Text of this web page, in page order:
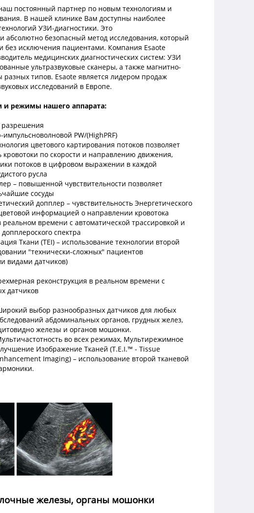
постоянный партнер по новым технологиям и
В нашей клинике Вам доступны наиболее
УЗИ-диагностики. Это
абсолютно безопасный метод исследования, который
без исключения пациентами. Компания Esaote
медицинских диагностических систем: УЗИ
ультразвуковые сканеры, а также магнитно-
типов. Esaote является лидером продаж
исследований в Европе.
и режимы нашего аппарата:
PW/(HighPRF)
цветового картирования потоков позволяет
кровотоки по скорости и направлению движения,
потоков в цифровом выражении в каждой
русла
– повышенной чувствительности позволяет
сосуды
допплер – чувствительность Энергетического
информацией о направлении кровотока
времени с автоматической трассировкой и
спектра
Ткани (TEI) – использование технологии второй
"технически-сложных" пациентов
видами датчиков)
реконструкция в реальном времени с
датчиков
выбор разнообразных датчиков для любых
абдоминальных органов, грудных желез,
железы и органов мошонки.
во всех режимах, Мультирежимное
Изображение Тканей (T.E.I.™ - Tissue
Imaging) – использование второй тканевой
железы, органы мошонки